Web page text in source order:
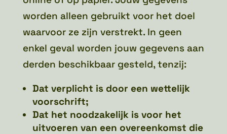
worden alleen gebruikt voor het doel
waarvoor ze zijn verstrekt. In geen
enkel geval worden jouw gegevens aan
derden beschikbaar gesteld, tenzij:
Dat verplicht is door een wettelijk
voorschrift;
Dat het noodzakelijk is voor het
uitvoeren van een overeenkomst die